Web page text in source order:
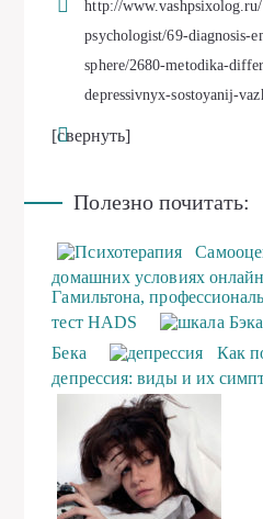
http://
psychologist/69-diagnosis-
sphere/2680-metodika-
depressivnyx-sostoyanij-
[свернуть]
Полезно почитать:
домашних условиях
Гамильтона,
тест HADS
Бека
Как
депрессия: виды и их